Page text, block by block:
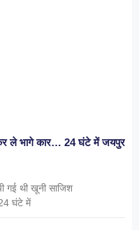
ले भागे कार… 24 घंटे में जयपुर
गई थी खूनी साजिश
24 घंटे में